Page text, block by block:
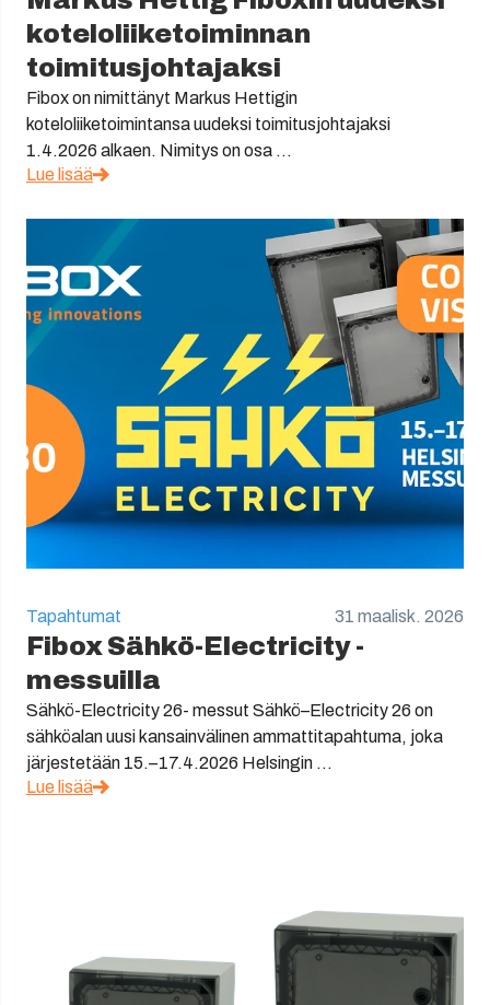
koteloliiketoiminnan
toimitusjohtajaksi
Fibox on nimittänyt Markus Hettigin
koteloliiketoimintansa uudeksi toimitusjohtajaksi
1.4.2026 alkaen. Nimitys on osa ...
Lue lisää
Tapahtumat 31 maalisk. 2026
Fibox Sähkö-Electricity -
messuilla
Sähkö-Electricity 26- messut Sähkö–Electricity 26 on
sähköalan uusi kansainvälinen ammattitapahtuma, joka
järjestetään 15.–17.4.2026 Helsingin ...
Lue lisää